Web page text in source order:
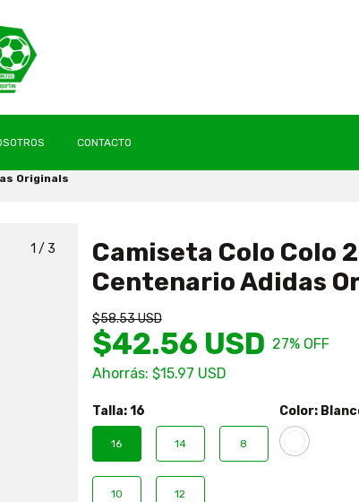
CONTACTO
Originals
1 / 3
Camiseta Colo Colo
Centenario Adidas
$58.53 USD
$42.56 USD 27% OFF
Ahorrás: $15.97 USD
Talla:16
16 14 8
10 12
Color: